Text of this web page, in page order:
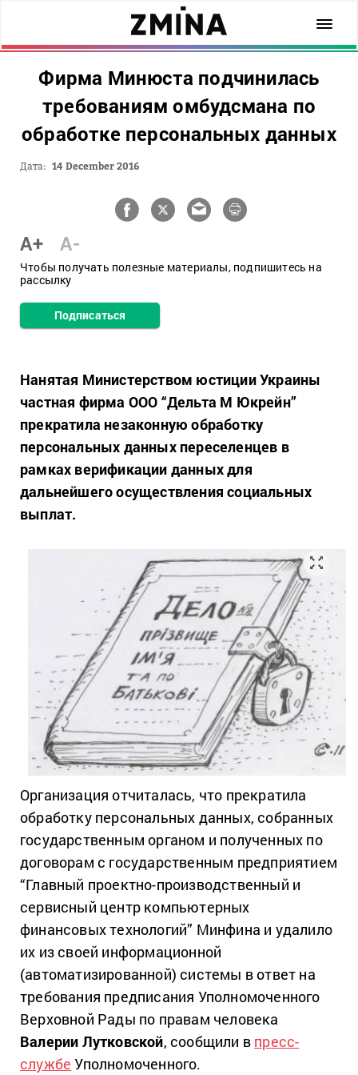
Фирма Минюста подчинилась
требованиям омбудсмана по
обработке персональных данных
Дата: 14 December 2016
A+ A-
Чтобы получать полезные материалы, подпишитесь на
рассылку
Подписаться
Нанятая Министерством юстиции Украины
частная фирма ООО “Дельта М Юкрейн”
прекратила незаконную обработку
персональных данных переселенцев в
рамках верификации данных для
дальнейшего осуществления социальных
выплат.
Организация отчиталась, что прекратила
обработку персональных данных, собранных
государственным органом и полученных по
договорам с государственным предприятием
“Главный проектно-производственный и
сервисный центр компьютерных
финансовых технологий” Минфина и удалило
их из своей информационной
(автоматизированной) системы в ответ на
требования предписания Уполномоченного
Верховной Рады по правам человека
Валерии Лутковской, сообщили в пресс-
службе Уполномоченного.